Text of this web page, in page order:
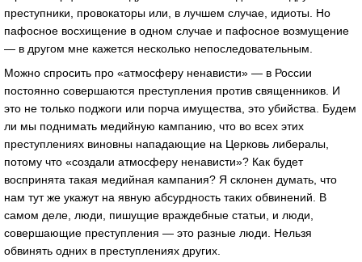
преступники, провокаторы или, в лучшем случае, идиоты. Но
пафосное восхищение в одном случае и пафосное возмущение
— в другом мне кажется несколько непоследовательным.
Можно спросить про «атмосферу ненависти» — в России
постоянно совершаются преступления против священников. И
это не только поджоги или порча имущества, это убийства. Будем
ли мы поднимать медийную кампанию, что во всех этих
преступлениях виновны нападающие на Церковь либералы,
потому что «создали атмосферу ненависти»? Как будет
воспринята такая медийная кампания? Я склонен думать, что
нам тут же укажут на явную абсурдность таких обвинений. В
самом деле, люди, пишущие враждебные статьи, и люди,
совершающие преступления — это разные люди. Нельзя
обвинять одних в преступлениях других.